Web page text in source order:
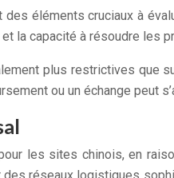
éléments cruciaux à
la capacité à résoudre les
plus restrictives
ou un échange
les sites chinois, en